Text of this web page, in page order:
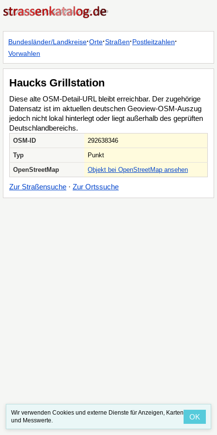
Bundesländer/Landkreise·Orte·Straßen·Postleitzahlen·
Vorwahlen
Haucks Grillstation
Diese alte OSM-Detail-URL bleibt erreichbar. Der zugehörige
Datensatz ist im aktuellen deutschen Geoview-OSM-Auszug
jedoch nicht lokal hinterlegt oder liegt außerhalb des geprüften
Deutschlandbereichs.
OSM-ID
292638346
Typ
Punkt
OpenStreetMap
Objekt bei OpenStreetMap ansehen
Zur Straßensuche · Zur Ortssuche
Wir verwenden Cookies und externe Dienste für Anzeigen, Karten
und Messwerte.
OK